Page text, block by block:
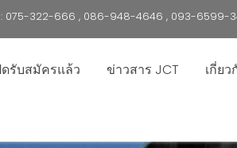
: 075-322-666 , 086-948-4646 , 093-6599-
ดรับสมัครแล้ว ข่าวสาร JCT เกี่ย